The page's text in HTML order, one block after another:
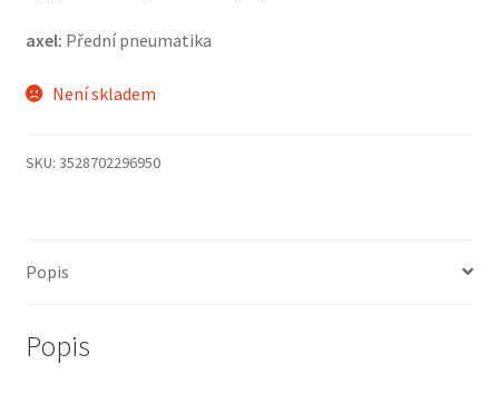
axel: Přední pneumatika
Není skladem
SKU: 3528702296950
Popis
Popis